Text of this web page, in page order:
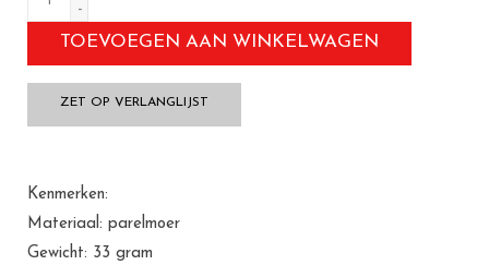
-
TOEVOEGEN AAN WINKELWAGEN
ZET OP VERLANGLIJST
Kenmerken:
Materiaal: parelmoer
Gewicht: 33 gram